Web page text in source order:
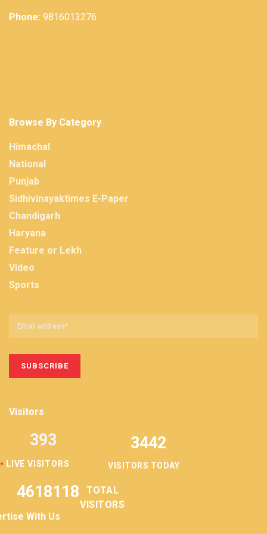
Phone: 9816013276
Browse By Category
Himachal
National
Punjab
Sidhivinayaktimes E-Paper
Chandigarh
Haryana
Feature or Lekh
Video
Sports
Visitors
LIVE VISITORS
393 3442
VISITORS TODAY
4618118
TOTAL
VISITORS
With Us